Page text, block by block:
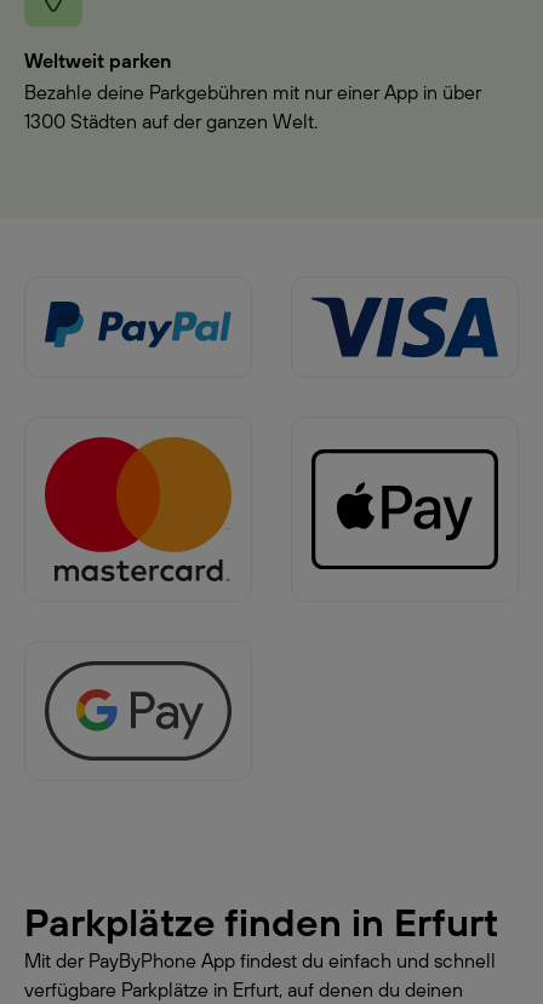
Weltweit parken
Bezahle deine Parkgebühren mit nur einer App in über
1300 Städten auf der ganzen Welt.
Parkplätze finden in Erfurt
Mit der PayByPhone App findest du einfach und schnell
verfügbare Parkplätze in Erfurt, auf denen du deinen